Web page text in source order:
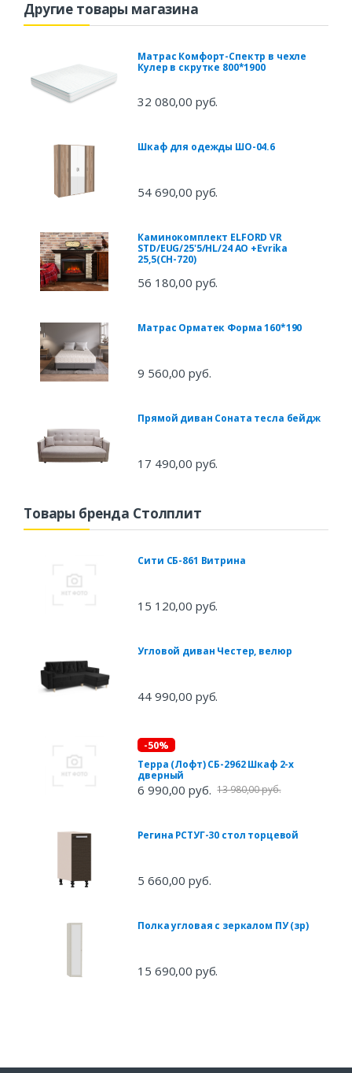
Другие товары магазина
Матрас Комфорт-Спектр в чехле
Кулер в скрутке 800*1900
32 080,00 руб.
Шкаф для одежды ШО-04.6
54 690,00 руб.
Каминокомплект ELFORD VR
STD/EUG/25'5/HL/24 AO +Evrika
25,5(CH-720)
56 180,00 руб.
Матрас Орматек Форма 160*190
9 560,00 руб.
Прямой диван Соната тесла бейдж
17 490,00 руб.
Товары бренда Столплит
Сити СБ-861 Витрина
15 120,00 руб.
Угловой диван Честер, велюр
44 990,00 руб.
-50%
Терра (Лофт) СБ-2962 Шкаф 2-х
дверный
6 990,00 руб. 13 980,00 руб.
Регина РСТУГ-30 стол торцевой
5 660,00 руб.
Полка угловая с зеркалом ПУ (зр)
15 690,00 руб.